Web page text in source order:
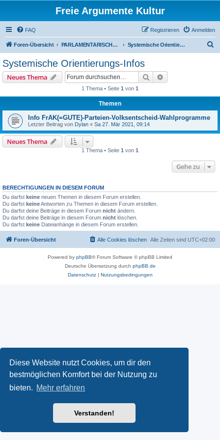
Diese Website nutzt Cookies, um dir den
bestmöglichen Komfort bei der Nutzung zu
bieten. Mehr erfahren
Verstanden!
Freie Argumente Kultur
FAQ Anmelden
Registrieren
Foren-Übersicht PARLAMENTARISCHER VERÄNDERUNGS-WEG - NEUE VOLKS-ENTSCHEID-KULTUR - ZUVORDERST ÜBERS WAHL-PROGRAMM Systemische Orientierungs-Infos
Systemische Orientierungs-Infos
Neues Thema Suche
1 Thema • Seite 1 von 1
Themen
Info FrAK(=GUTE)-Parteien-Volksentscheid-Wahlprogramme
Letzter Beitrag von Dylan « Sa 27. Mär 2021, 09:14
Neues Thema
1 Thema • Seite 1 von 1
Gehe zu
BERECHTIGUNGEN IN DIESEM FORUM
Du darfst keine neuen Themen in diesem Forum erstellen.
Du darfst keineAntworten zu Themen in diesem Forum erstellen.
Du darfst deine Beiträge in diesem Forum nicht ändern.
Du darfst deine Beiträge in diesem Forum nicht löschen.
Du darfst keine Dateianhänge in diesem Forum erstellen.
Foren-Übersicht Alle Zeiten sind UTC+02:00
Alle Cookies löschen
Powered by phpBB® Forum Software © phpBB Limited
Deutsche Übersetzung durch phpBB.de
Datenschutz| Nutzungsbedingungen